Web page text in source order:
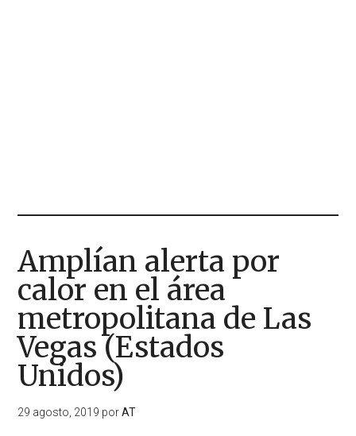
Amplían alerta por
calor en el área
metropolitana de Las
Vegas (Estados
Unidos)
29 agosto, 2019 porAT